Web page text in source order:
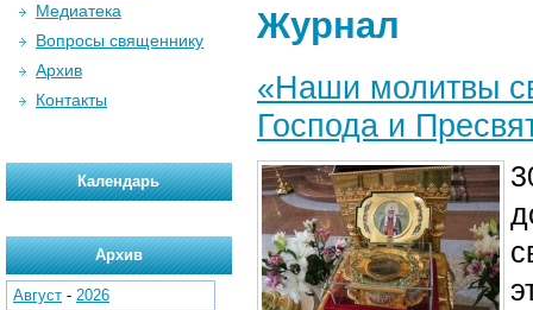
Журнал
«Наши молитвы
Господа и
Медиатека
Вопросы священнику
Архив
Контакты
Календарь
Архив
Август - 2026